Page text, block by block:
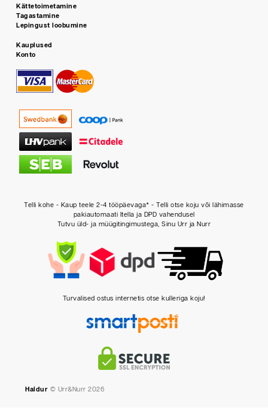
Kättetoimetamine
Tagastamine
Lepingust loobumine
Kauplused
Konto
Telli kohe - Kaup teele 2-4 tööpäevaga* - Telli otse koju või lähimasse
pakiautomaati Itella ja DPD vahendusel
Tutvu üld- ja müügitingimustega, Sinu Urr ja Nurr
Turvalised ostus internetis otse kulleriga koju!
Haldur © Urr&Nurr 2026